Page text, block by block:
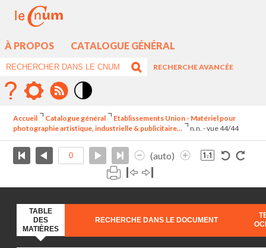
À PROPOS CATALOGUE GÉNÉRAL
RECHERCHE AVANCÉE
élévé
Accueil Catalogue général
Etablissements Union - Matériel pour
photographie artistique, industrielle & publicitaire...
n.n. - vue 44/44
(auto)
TABLE
DES
MATIÈRES
RECHERCHE DANS LE DOCUMENT